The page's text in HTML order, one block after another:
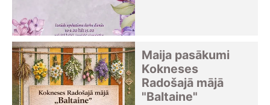
Maija pasākumi
Kokneses
Radošajā mājā
"Baltaine"